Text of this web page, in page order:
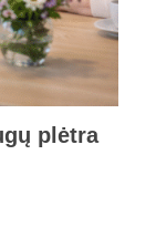
plėtra